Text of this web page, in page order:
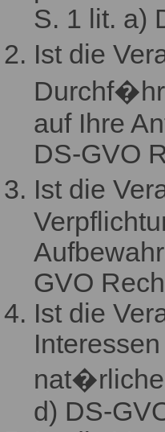
S. 1 lit. a)
Ist die
auf Ihre
DS-GVO
Ist die
GVO
Ist die
d) DS-